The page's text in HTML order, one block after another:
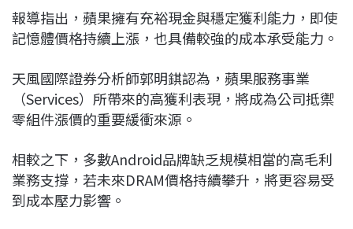
報導指出，蘋果擁有充裕現金與穩定獲利能力，即使
記憶體價格持續上漲，也具備較強的成本承受能力。
天風國際證券分析師郭明錤認為，蘋果服務事業
（Services）所帶來的高獲利表現，將成為公司抵禦
零組件漲價的重要緩衝來源。
相較之下，多數Android品牌缺乏規模相當的高毛利
業務支撐，若未來DRAM價格持續攀升，將更容易受
到成本壓力影響。